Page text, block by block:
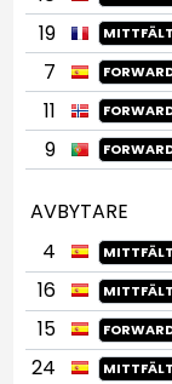
19
7
11
9
AVBYTARE
4
16
15
24